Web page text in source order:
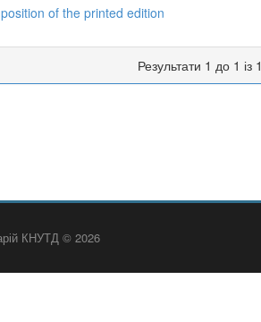
of the printed edition
Результати 1 до 1 із 1
КНУТД © 2026